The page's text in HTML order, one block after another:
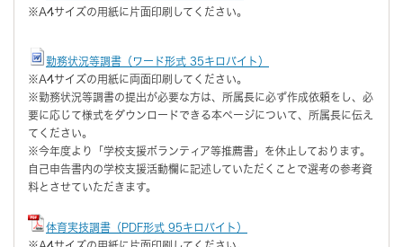
※A4サイズの用紙に片面印刷してください。
勤務状況等調書（ワード形式 35キロバイト）
※A4サイズの用紙に両面印刷してください。
※勤務状況等調書の提出が必要な方は、所属長に必ず作成依頼をし、必
要に応じて様式をダウンロードできる本ページについて、所属長に伝え
てください。
※今年度より「学校支援ボランティア等推薦書」を休止しております。
自己申告書内の学校支援活動欄に記述していただくことで選考の参考資
料とさせていただきます。
体育実技調書（PDF形式 95キロバイト）